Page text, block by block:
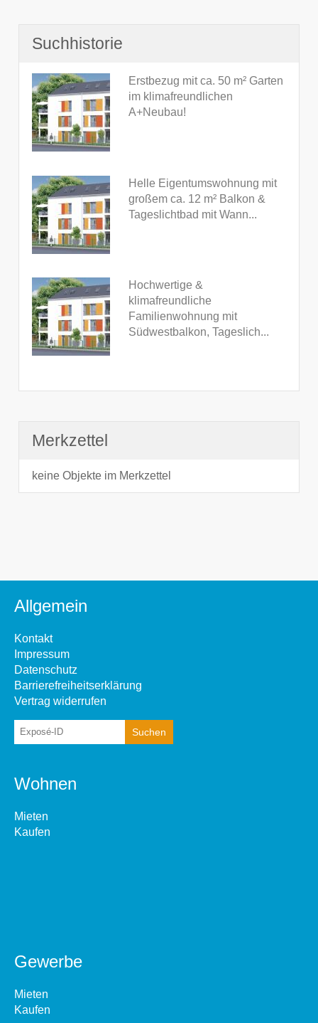
Suchhistorie
Erstbezug mit ca. 50 m² Garten
im klimafreundlichen
A+Neubau!
Helle Eigentumswohnung mit
großem ca. 12 m² Balkon &
Tageslichtbad mit Wann...
Hochwertige &
klimafreundliche
Familienwohnung mit
Südwestbalkon, Tageslich...
Merkzettel
keine Objekte im Merkzettel
Allgemein
Kontakt
Impressum
Datenschutz
Barrierefreiheitserklärung
Vertrag widerrufen
Wohnen
Mieten
Kaufen
Gewerbe
Mieten
Kaufen